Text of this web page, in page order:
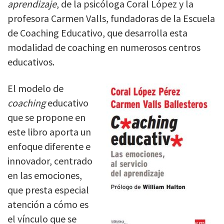
aprendizaje, de la psicóloga Coral López y la
profesora Carmen Valls, fundadoras de la Escuela
de Coaching Educativo, que desarrolla esta
modalidad de coaching en numerosos centros
educativos.
El modelo de
coachingeducativo
que se propone en
este libro aporta un
enfoque diferente e
innovador, centrado
en las emociones,
que presta especial
atención a cómo es
el vínculo que se